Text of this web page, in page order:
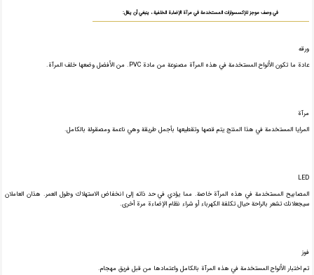
في وصف موجز للإكسسوارات المستخدمة في مرآة الإضاءة الخلفية ، ينبغي أن يقال:
ورقه
عادة ما تكون الألواح المستخدمة في هذه المرآة مصنوعة من مادة PVC. من الأفضل وضعها خلف المرآة.
مرآة
المرايا المستخدمة في هذا المنتج يتم قصها وتقطيعها بأجمل طريقة وهي ناعمة ومصقولة بالكامل.
LED
المصابيح المستخدمة في هذه المرآة خاصة. مما يؤدي في حد ذاته إلى انخفاض الاستهلاك وطول العمر. هذان العاملان
سيجعلانك تشعر بالراحة حيال تكلفة الكهرباء أو شراء نظام الإضاءة مرة أخرى.
فوز
تم اختبار الألواح المستخدمة في هذه المرآة بالكامل واعتمادها من قبل فريق مهجام.